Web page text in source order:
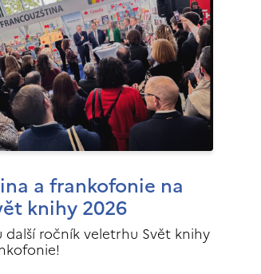
a frankofonie na
knihy 2026
další ročník veletrhu Svět knihy